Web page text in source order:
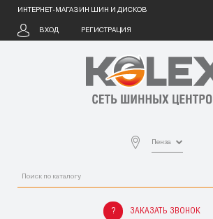
ИНТЕРНЕТ-МАГАЗИН ШИН И ДИСКОВ
ВХОД РЕГИСТРАЦИЯ
Пенза
ЗАКАЗАТЬ ЗВОНОК